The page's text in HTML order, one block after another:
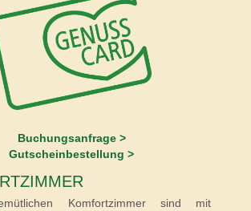
Buchungsanfrage >
Gutscheinbestellung >
Komfortzimmer sind mit